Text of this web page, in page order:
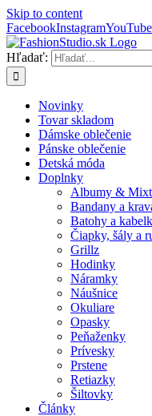
Skip to content
FacebookInstagramYouTube
Hľadať:
Novinky
Tovar skladom
Dámske oblečenie
Pánske oblečenie
Detská móda
Doplnky
Albumy &
Bandany a
Batohy a
Čiapky, šály a
Grillz
Hodinky
Náramky
Náušnice
Okuliare
Opasky
Peňaženky
Prívesky
Prstene
Retiazky
Šiltovky
Články